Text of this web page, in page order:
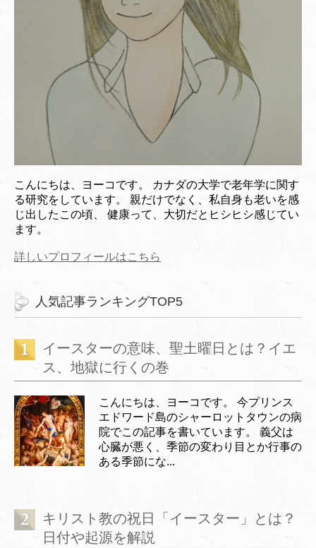
こんにちは、ヨーコです。 カナダの大学で老年学に関す
る研究をしています。 親だけでなく、私自身も老いを感
じ出したこの頃、 健康って、大切だとヒシヒシ感じてい
ます。
詳しいプロフィールはこちら
人気記事ランキングTOP5
イースターの意味、聖土曜日とは？イエ
ス、地獄に行くの巻
こんにちは、ヨーコです。 今プリンス
エドワード島のシャーロットタウンの病
院でこの記事を書いています。 義父は
心臓が悪く、季節の変わり目とか行事の
ある季節にな...
キリスト教の祝日「イースター」とは？
日付や起源を解説